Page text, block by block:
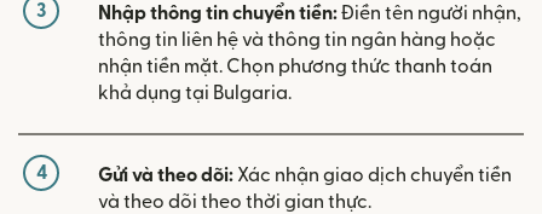
3 Nhập thông tin chuyển tiền:Điền tên người nhận,
thông tin liên hệ và thông tin ngân hàng hoặc
nhận tiền mặt. Chọn phương thức thanh toán
khả dụng tại Bulgaria.
4 Gửi và theo dõi: Xác nhận giao dịch chuyển tiền
và theo dõi theo thời gian thực.